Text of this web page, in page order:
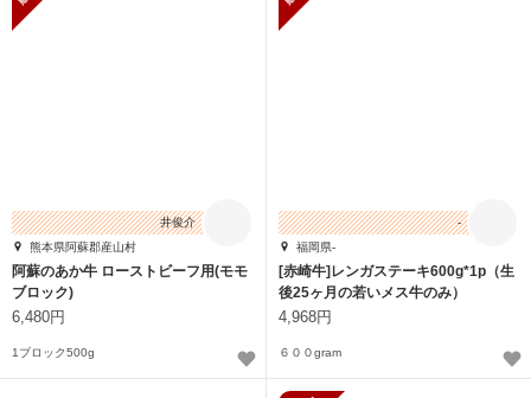
井俊介
熊本県阿蘇郡産山村
阿蘇のあか牛 ローストビーフ用(モモ
ブロック)
6,480円
1ブロック500g
-
福岡県-
[赤崎牛]レンガステーキ600g*1p（生
後25ヶ月の若いメス牛のみ）
4,968円
６００gram